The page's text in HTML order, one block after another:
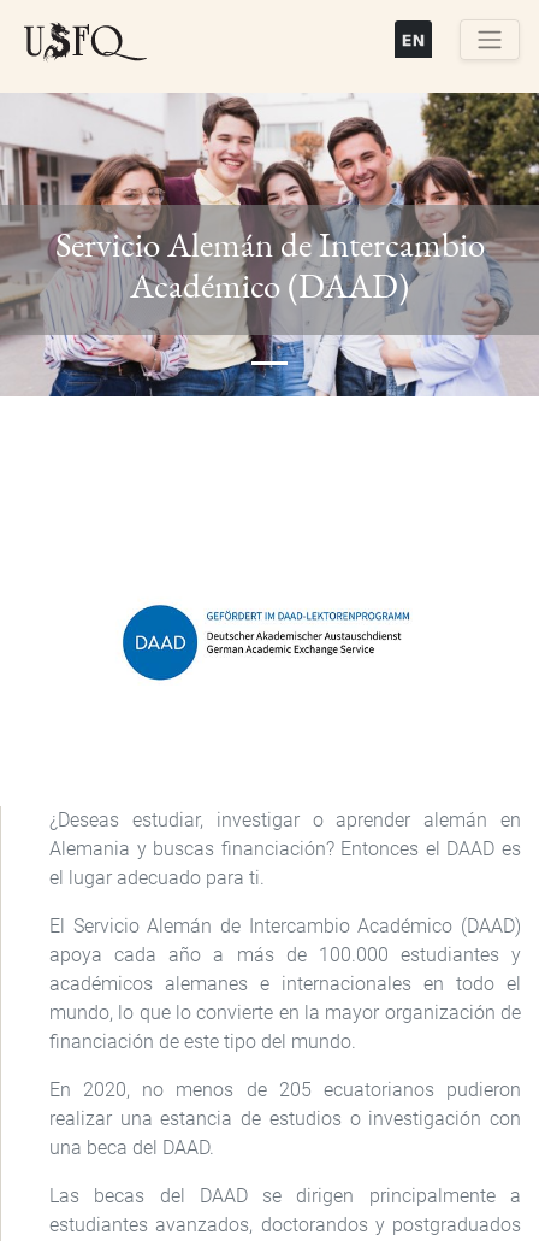
Previous Next
Servicio Alemán de Intercambio
Académico (DAAD)
¿Deseas estudiar, investigar o aprender alemán en
Alemania y buscas financiación? Entonces el DAAD es
el lugar adecuado para ti.
El Servicio Alemán de Intercambio Académico (DAAD)
apoya cada año a más de 100.000 estudiantes y
académicos alemanes e internacionales en todo el
mundo, lo que lo convierte en la mayor organización de
financiación de este tipo del mundo.
En 2020, no menos de 205 ecuatorianos pudieron
realizar una estancia de estudios o investigación con
una beca del DAAD.
Las becas del DAAD se dirigen principalmente a
estudiantes avanzados, doctorandos y postgraduados